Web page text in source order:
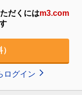
だくにはm3.com
ログイン